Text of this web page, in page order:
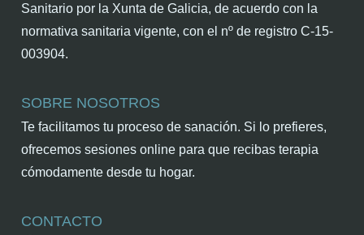
Sanitario por la Xunta de Galicia, de acuerdo con la
normativa sanitaria vigente, con el nº de registro C-15-
003904.
SOBRE NOSOTROS
Te facilitamos tu proceso de sanación. Si lo prefieres,
ofrecemos sesiones online para que recibas terapia
cómodamente desde tu hogar.
CONTACTO